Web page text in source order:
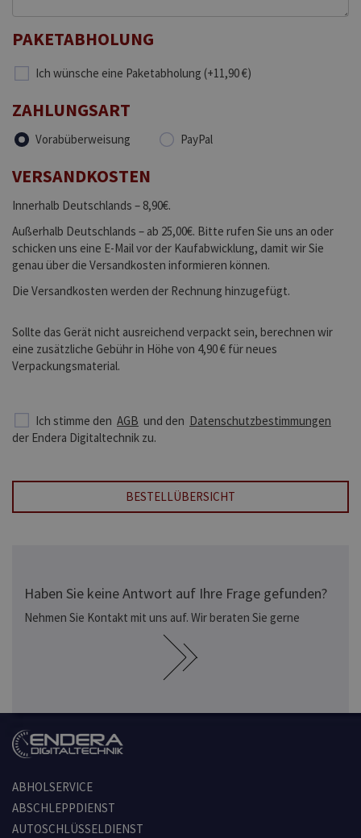
PAKETABHOLUNG
Ich wünsche eine Paketabholung (+11,90 €)
ZAHLUNGSART
Vorabüberweisung PayPal
VERSANDKOSTEN
Innerhalb Deutschlands – 8,90€.
Außerhalb Deutschlands – ab 25,00€. Bitte rufen Sie uns an oder
schicken uns eine E-Mail vor der Kaufabwicklung, damit wir Sie
genau über die Versandkosten informieren können.
Die Versandkosten werden der Rechnung hinzugefügt.
Sollte das Gerät nicht ausreichend verpackt sein, berechnen wir
eine zusätzliche Gebühr in Höhe von 4,90 € für neues
Verpackungsmaterial.
Ich stimme den AGB und den Datenschutzbestimmungen
der Endera Digitaltechnik zu.
BESTELLÜBERSICHT
Haben Sie keine Antwort auf Ihre Frage gefunden?
Nehmen Sie Kontakt mit uns auf. Wir beraten Sie gerne
ABHOLSERVICE
ABSCHLEPPDIENST
AUTOSCHLÜSSELDIENST